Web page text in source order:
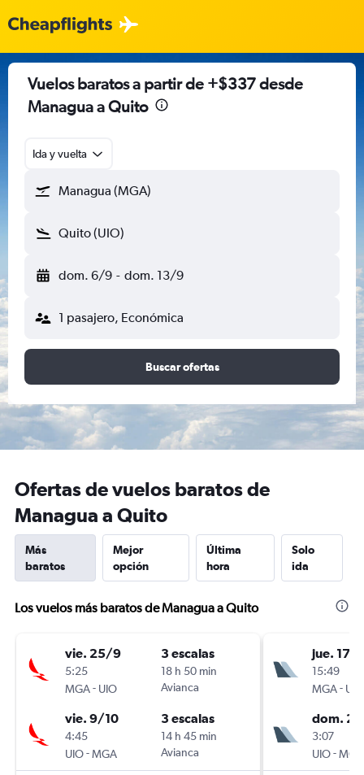
Vuelos baratos a partir de +$337 desde
Managua a Quito
Ida y vuelta
Managua (MGA)
Quito (UIO)
dom. 6/9 - dom. 13/9
1 pasajero, Económica
Buscar ofertas
Ofertas de vuelos baratos de
Managua a Quito
Más
baratos
Mejor
opción
Última
hora
Solo
ida
Los vuelos más baratos de Managua a Quito
vie. 25/9
5:25
MGA- UIO
3 escalas
18 h 50 min
Avianca
vie. 9/10
4:45
UIO-MGA
3 escalas
14 h 45 min
Avianca
jue. 17/
15:49
MGA- UIO
dom.
3:07
UIO-MGA